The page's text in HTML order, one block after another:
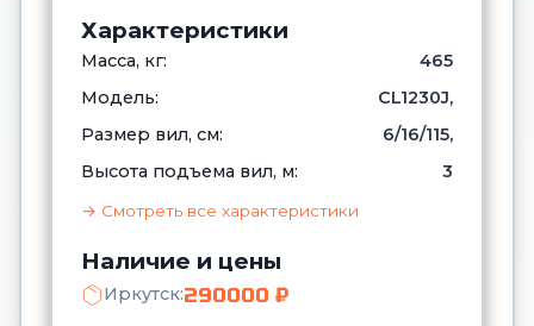
Характеристики
Масса, кг:
465
Модель:
CL1230J,
Размер вил, см:
6/16/115,
Высота подъема вил, м:
3
→ Смотреть все характеристики
Наличие и цены
Иркутск:290000 ₽